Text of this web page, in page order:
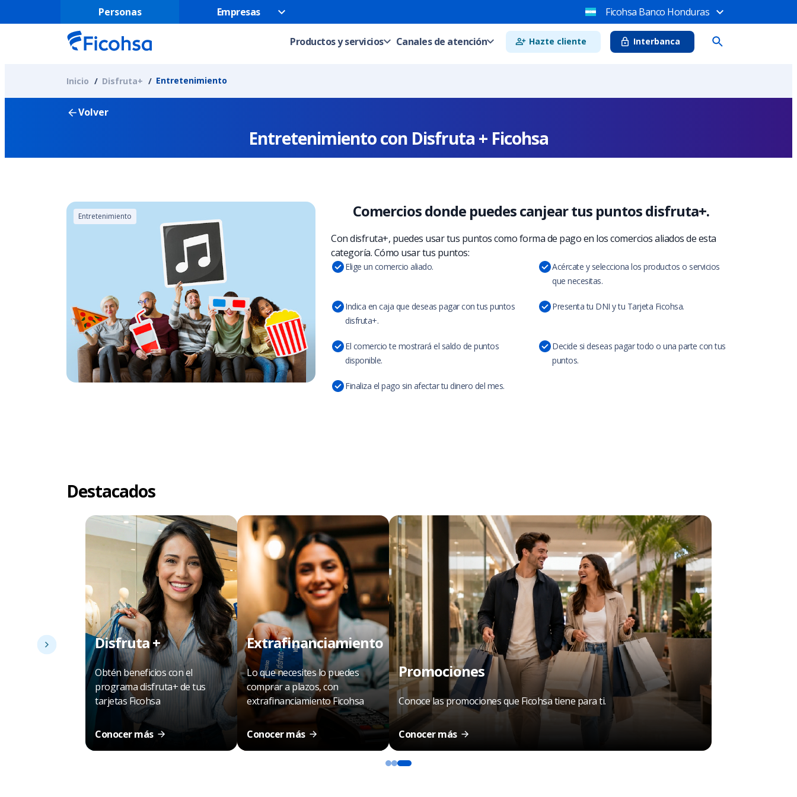
Personas Empresas Ficohsa Banco Honduras
Productos y servicios Canales de atención Hazte cliente Interbanca
Inicio Disfruta+ Entretenimiento
Volver
Entretenimiento con Disfruta + Ficohsa
Entretenimiento Comercios donde puedes canjear tus puntos disfruta+.
Con disfruta+, puedes usar tus puntos como forma de pago en los comercios aliados de esta
categoría. Cómo usar tus puntos:
Elige un comercio aliado.
Acércate y selecciona los productos o servicios
que necesitas.
Indica en caja que deseas pagar con tus puntos
disfruta+.
Presenta tu DNI y tu Tarjeta Ficohsa.
El comercio te mostrará el saldo de puntos
disponible.
Decide si deseas pagar todo o una parte con tus
puntos.
Finaliza el pago sin afectar tu dinero del mes.
Destacados
Disfruta +
Obtén beneficios con el
programa disfruta+ de tus
tarjetas Ficohsa
Conocer más
Extrafinanciamiento
Lo que necesites lo puedes
comprar a plazos, con
extrafinanciamiento Ficohsa
Conocer más
Promociones
Conoce las promociones que Ficohsa tiene para ti.
Conocer más